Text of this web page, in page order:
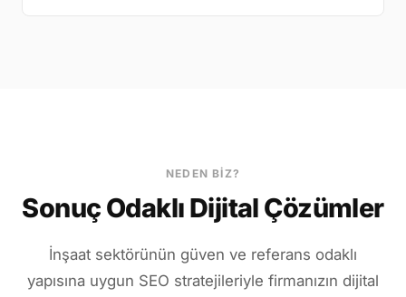
NEDEN BIZ?
Sonuç Odaklı Dijital Çözümler
İnşaat sektörünün güven ve referans odaklı
yapısına uygun SEO stratejileriyle firmanızın dijital